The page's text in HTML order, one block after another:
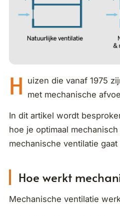
H uizen die vanaf 1975
met mechanische
In dit artikel wordt
hoe je optimaal
mechanische ventilatie
Hoe werkt
Mechanische ventilatie